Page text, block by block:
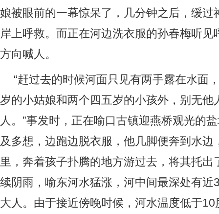
娘被眼前的一幕惊呆了，几分钟之后，缓过
岸上呼救。而正在河边洗衣服的孙春梅听见
方向喊人。
“赶过去的时候河面只见有两手露在水面
岁的小姑娘和两个四五岁的小孩外，别无他
人。”事发时，正在喻口古镇迎燕桥观光的
及多想，边跑边脱衣服，他几脚便奔到水边
里，奔着孩子扑腾的地方游过去，将其托出
续阴雨，喻东河水猛涨，河中间最深处有近
大人。由于接近傍晚时候，河水温度低于10